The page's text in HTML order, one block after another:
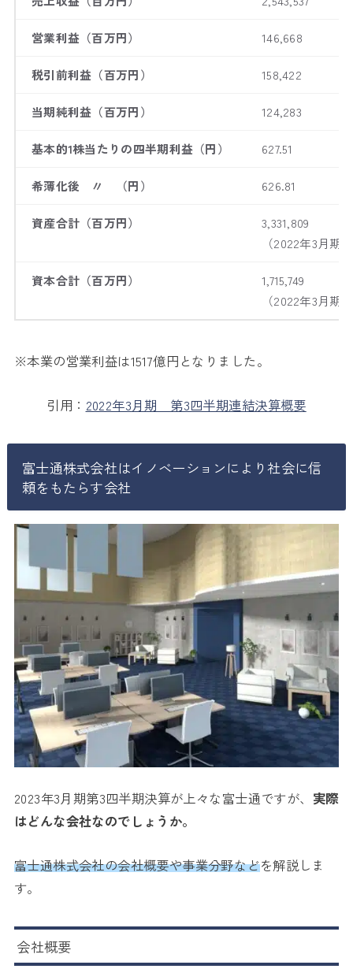
営業利益（百万円） 146,668
税引前利益（百万円） 158,422
当期純利益（百万円） 124,283
基本的1株当たりの四半期利益（円） 627.51
希薄化後 〃 （円） 626.81
資産合計（百万円）
3,331,809
（2022年3月期）
資本合計（百万円）
1,715,749
（2022年3月期）
※本業の営業利益は1517億円となりました。
引用： 2022年3月期 第3四半期連結決算概要
富士通株式会社はイノベーションにより社会に信
頼をもたらす会社
2023年3月期第3四半期決算が上々な富士通ですが、 実際
はどんな会社なのでしょうか。
富士通株式会社の会社概要や事業分野などを解説しま
す。
会社概要